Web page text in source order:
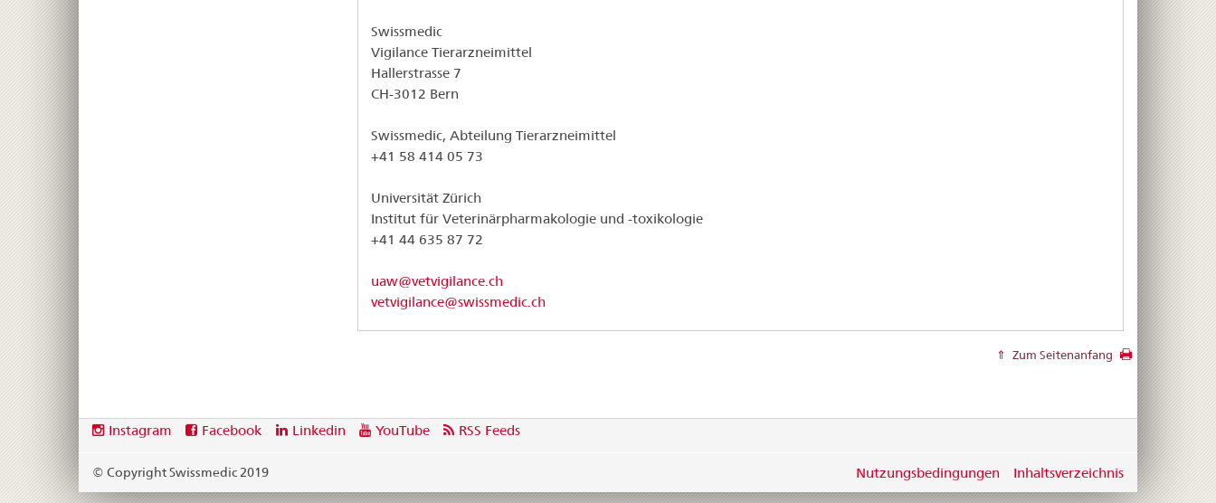
Swissmedic
Vigilance Tierarzneimittel
Hallerstrasse 7
CH-3012 Bern
Swissmedic, Abteilung Tierarzneimittel
+41 58 414 05 73
Universität Zürich
Institut für Veterinärpharmakologie und -toxikologie
+41 44 635 87 72
uaw@vetvigilance.ch
vetvigilance@swissmedic.ch
Zum Seitenanfang
Footer
Social
links
Instagram Facebook Linkedin YouTube RSS Feeds
© Copyright Swissmedic 2019 Nutzungsbedingungen Inhaltsverzeichnis